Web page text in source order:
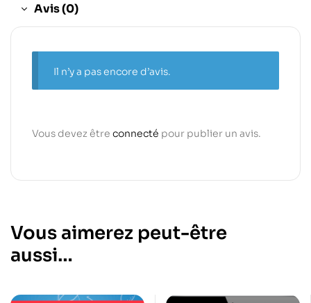
Avis (0)
Il n’y a pas encore d’avis.
Vous devez être connecté pour publier un avis.
Vous aimerez peut-être
aussi…